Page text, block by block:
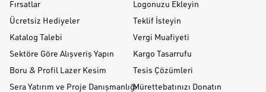
Fırsatlar
Ücretsiz Hediyeler
Katalog Talebi
Sektöre Göre Alışveriş Yapın
Boru & Profil Lazer Kesim
Sera Yatırım ve Proje Danışmanlığı
Logonuzu Ekleyin
Teklif İsteyin
Vergi Muafiyeti
Kargo Tasarrufu
Tesis Çözümleri
Mürettebatınızı Donatın